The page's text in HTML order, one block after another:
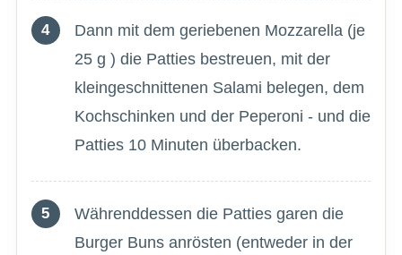
Dann mit dem geriebenen Mozzarella (je
25 g ) die Patties bestreuen, mit der
kleingeschnittenen Salami belegen, dem
Kochschinken und der Peperoni - und die
Patties 10 Minuten überbacken.
Währenddessen die Patties garen die
Burger Buns anrösten (entweder in der